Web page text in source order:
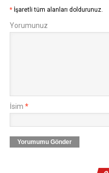
* İşaretli tüm alanları doldurunuz.
Yorumunuz
İsim *
Yorumumu Gönder